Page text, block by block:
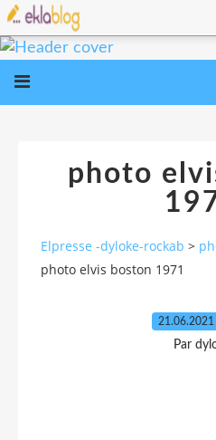
photo
Elpresse -dyloke-rockab >
photo elvis boston 1971
21.06.2021
Par